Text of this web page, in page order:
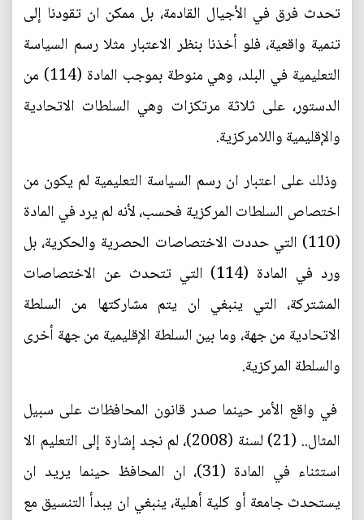
تحدث فرق في الأجيال القادمة، بل ممكن ان تقودنا إلى
تنمية واقعية، فلو أخذنا بنظر الاعتبار مثلا رسم السياسة
التعليمية في البلد، وهي منوطة بموجب المادة (114) من
الدستور، على ثلاثة مرتكزات وهي السلطات الاتحادية
والإقليمية واللامركزية.
وذلك على اعتبار ان رسم السياسة التعليمية لم يكون من
اختصاص السلطات المركزية فحسب، لأنه لم يرد في المادة
(110) التي حددت الاختصاصات الحصرية والحكرية، بل
ورد في المادة (114) التي تتحدث عن الاختصاصات
المشتركة، التي ينبغي ان يتم مشاركتها من السلطة
الاتحادية من جهة، وما بين السلطة الإقليمية من جهة أخرى
والسلطة المركزية.
في واقع الأمر حينما صدر قانون المحافظات على سبيل
المثال.. (21) لسنة (2008)، لم نجد إشارة إلى التعليم الا
استثناء في المادة (31)، ان المحافظ حينما يريد ان
يستحدث جامعة أو كلية أهلية، ينبغي ان يبدأ التنسيق مع